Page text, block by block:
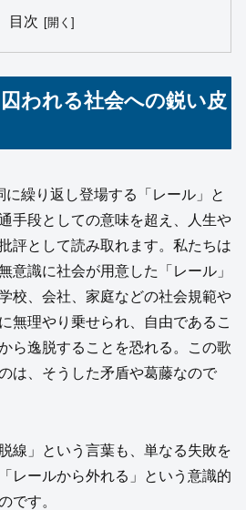
目次
われる社会への鋭い皮
に繰り返し登場する「レール」と
手段としての意味を超え、人生や
評として読み取れます。私たちは
意識に社会が用意した「レール」
校、会社、家庭などの社会規範や
無理やり乗せられ、自由であるこ
ら逸脱することを恐れる。この歌
は、そうした矛盾や葛藤なので
線」という言葉も、単なる失敗を
レールから外れる」という意識的
です。